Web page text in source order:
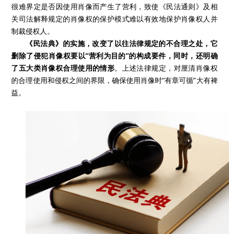
很难界定是否因使用肖像而产生了营利，致使《民法通则》及相
关司法解释规定的肖像权的保护模式难以有效地保护肖像权人并
制裁侵权人。
《民法典》的实施，改变了以往法律规定的不合理之处，它
删除了侵犯肖像权要以“营利为目的”的构成要件，同时，还明确
了五大类肖像权合理使用的情形。上述法律规定，对厘清肖像权
的合理使用和侵权之间的界限，确保使用肖像时“有章可循”大有裨
益。